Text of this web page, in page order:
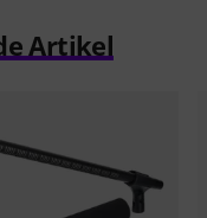
Artikel